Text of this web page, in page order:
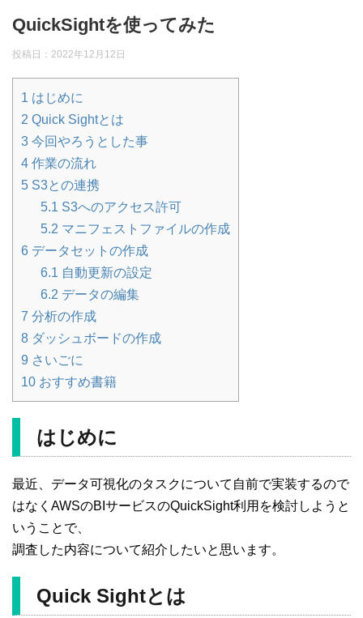
QuickSightを使ってみた
投稿日： 2022年12月12日
1 はじめに
2 Quick Sightとは
3 今回やろうとした事
4 作業の流れ
5 S3との連携
5.1 S3へのアクセス許可
5.2 マニフェストファイルの作成
6 データセットの作成
6.1 自動更新の設定
6.2 データの編集
7 分析の作成
8 ダッシュボードの作成
9 さいごに
10 おすすめ書籍
はじめに
最近、データ可視化のタスクについて自前で実装するので
はなくAWSのBIサービスのQuickSight利用を検討しようと
いうことで、
調査した内容について紹介したいと思います。
Quick Sightとは